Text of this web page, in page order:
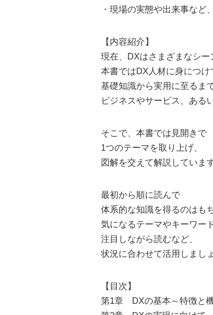
・現場の実態や出来事など
【内容紹介】
現在、DXはさまざまなシー
本書ではDX人材に身につ
基礎知識から実用に至るま
ビジネスやサービス、ある
そこで、本書では見開きで
1つのテーマを取り上げ、
図解を交えて解説しています
最初から順に読んで
体系的な知識を得るのはも
気になるテーマやキーワー
注目しながら読むなど、
状況に合わせて活用しましょ
【目次】
第1章 DXの基本～特徴と